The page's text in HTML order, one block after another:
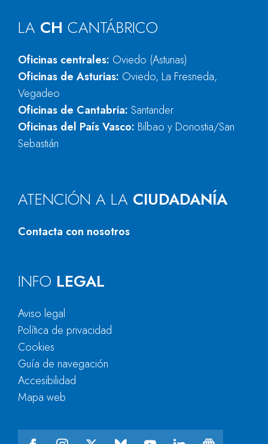
LA CH CANTÁBRICO
Oficinas centrales: Oviedo (Asturias)
Oficinas de Asturias: Oviedo, La Fresneda,
Vegadeo
Oficinas de Cantabria: Santander
Oficinas del País Vasco: Bilbao y Donostia/San
Sebastián
ATENCIÓN A LA CIUDADANÍA
Contacta con nosotros
INFO LEGAL
Aviso legal
Política de privacidad
Cookies
Guía de navegación
Accesibilidad
Mapa web